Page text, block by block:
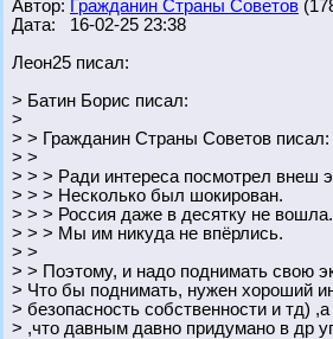
Автор: Гражданин Страны Советов
Дата: 16-02-25 23:38
Леон25 писал:
> Батин Борис писал:
>
> > Гражданин Страны Советов писал:
> >
> > > Ради интереса посмотрел внеш
> > > Несколько был шокирован.
> > > Россия даже в десятку не вошла.
> > > Мы им никуда не впёрлись.
> >
> > Поэтому, и надо поднимать свою
> Что бы поднимать, нужен хороший
> безопасность собственности и тд)
> ,что давным давно придумано в др